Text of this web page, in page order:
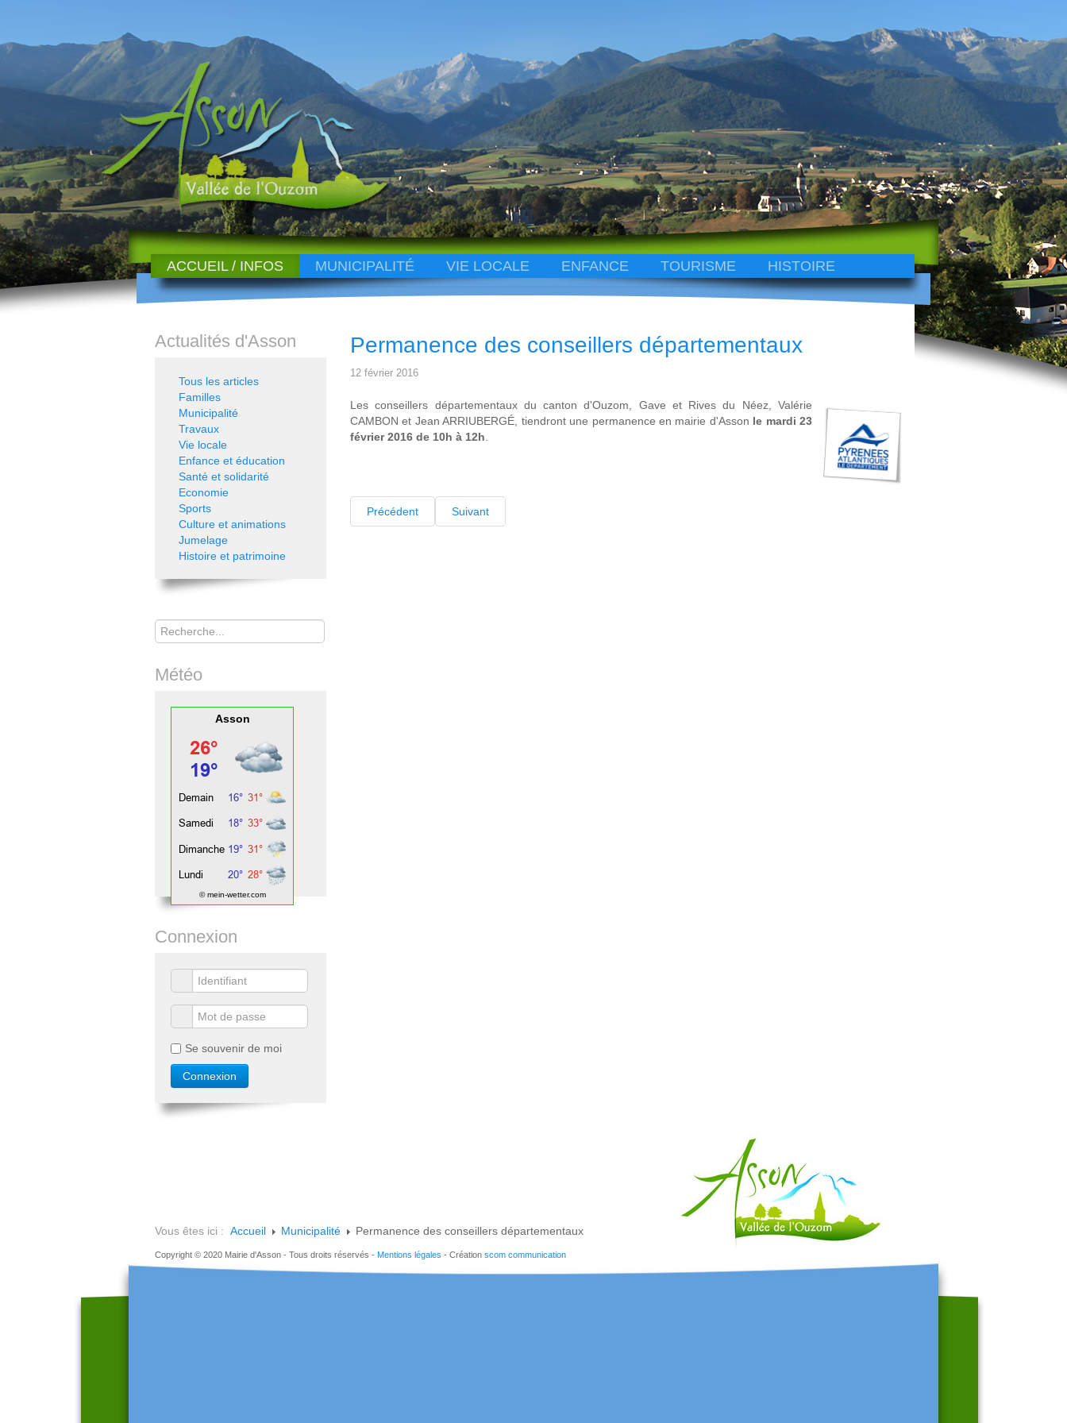
ACCUEIL / INFOS MUNICIPALITÉ VIE LOCALE ENFANCE TOURISME HISTOIRE
Permanence des conseillers départementaux
12 février 2016
Les conseillers départementaux du canton d'Ouzom, Gave et Rives du Néez, Valérie
CAMBON et Jean ARRIUBERGÉ, tiendront une permanence en mairie d'Asson le mardi 23
février 2016 de 10h à 12h
Précédent Suivant
Actualités d'Asson
Tous les articles
Familles
Municipalité
Travaux
Vie locale
Enfance et éducation
Santé et solidarité
Economie
Sports
Culture et animations
Jumelage
Histoire et patrimoine
Rechercher
Météo
Asson
© mein-wetter.com
Connexion
Se souvenir de moi
Vous êtes ici : Accueil Municipalité Permanence des conseillers départementaux
Copyright © 2020 Mairie d'Asson - Tous droits réservés - Mentions légales - Création scom communication